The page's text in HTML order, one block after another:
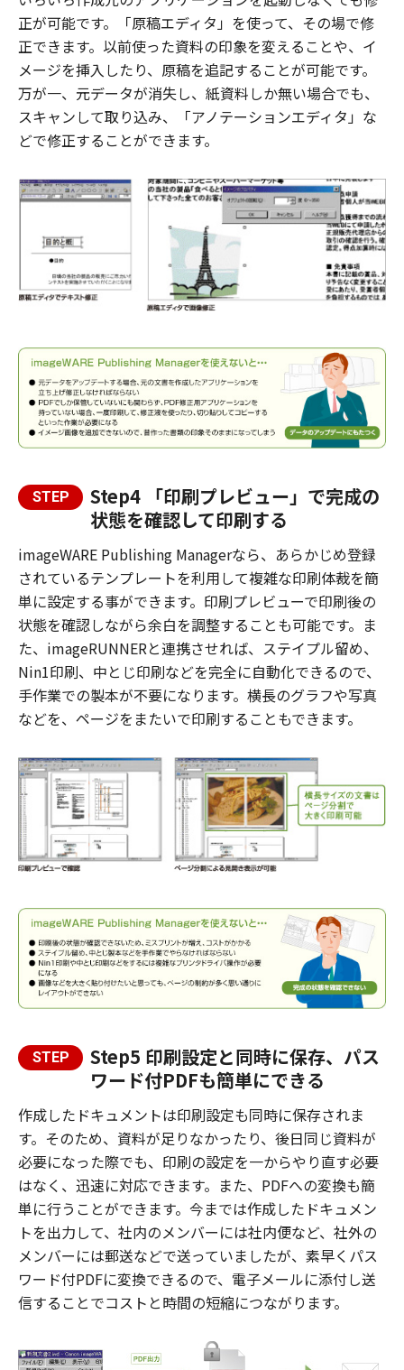
正が可能です。「原稿エディタ」を使って、その場で修
正できます。以前使った資料の印象を変えることや、イ
メージを挿入したり、原稿を追記することが可能です。
万が一、元データが消失し、紙資料しか無い場合でも、
スキャンして取り込み、「アノテーションエディタ」な
どで修正することができます。
STEP
Step4 「印刷プレビュー」で完成の
状態を確認して印刷する
imageWARE Publishing Managerなら、あらかじめ登録
されているテンプレートを利用して複雑な印刷体裁を簡
単に設定する事ができます。印刷プレビューで印刷後の
状態を確認しながら余白を調整することも可能です。ま
た、imageRUNNERと連携させれば、ステイプル留め、
Nin1印刷、中とじ印刷などを完全に自動化できるので、
手作業での製本が不要になります。横長のグラフや写真
などを、ページをまたいで印刷することもできます。
STEP
Step5 印刷設定と同時に保存、パス
ワード付PDFも簡単にできる
作成したドキュメントは印刷設定も同時に保存されま
す。そのため、資料が足りなかったり、後日同じ資料が
必要になった際でも、印刷の設定を一からやり直す必要
はなく、迅速に対応できます。また、PDFへの変換も簡
単に行うことができます。今までは作成したドキュメン
トを出力して、社内のメンバーには社内便など、社外の
メンバーには郵送などで送っていましたが、素早くパス
ワード付PDFに変換できるので、電子メールに添付し送
信することでコストと時間の短縮につながります。